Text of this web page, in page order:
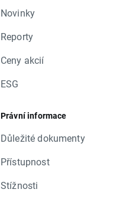
Novinky
Reporty
Ceny akcií
ESG
Právní informace
Důležité dokumenty
Přístupnost
Stížnosti